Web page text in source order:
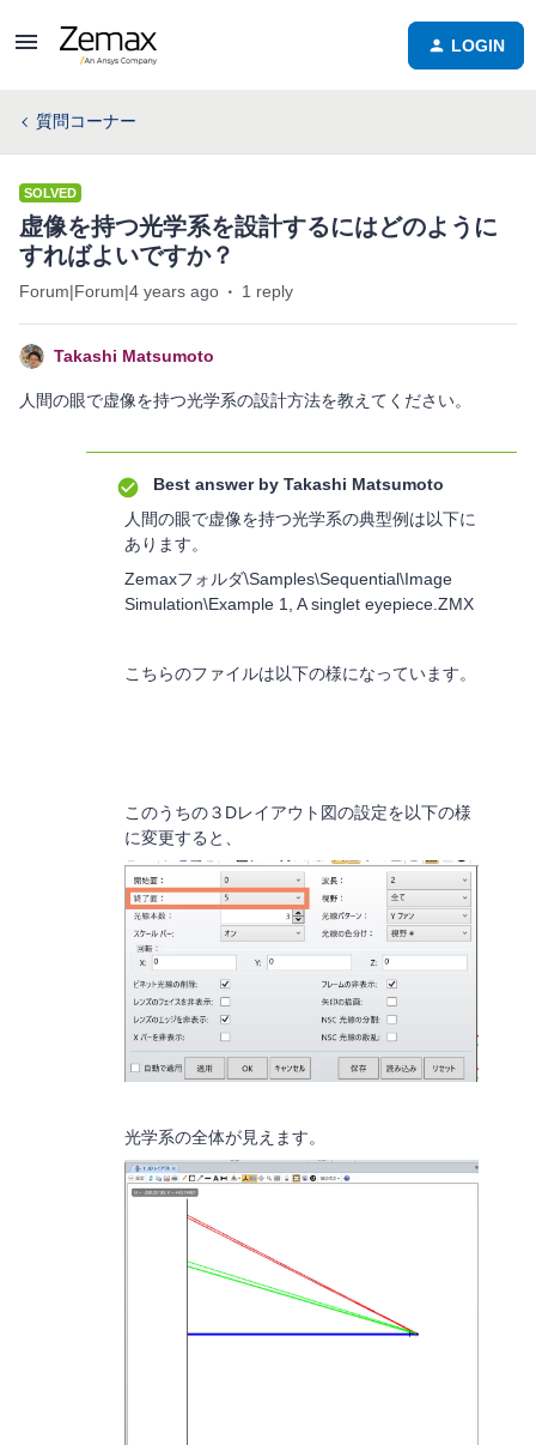
LOGIN
質問コーナー
SOLVED
虚像を持つ光学系を設計するにはどのように
すればよいですか？
Forum|Forum|4 years ago 1 reply
Takashi Matsumoto
人間の眼で虚像を持つ光学系の設計方法を教えてください。
Best answer by Takashi Matsumoto
人間の眼で虚像を持つ光学系の典型例は以下に
あります。
Zemaxフォルダ\Samples\Sequential\Image
Simulation\Example 1, A singlet eyepiece.ZMX
こちらのファイルは以下の様になっています。
このうちの３Dレイアウト図の設定を以下の様
に変更すると、
光学系の全体が見えます。